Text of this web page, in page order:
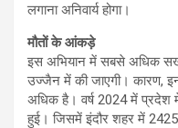
लगाना अनिवार्य होगा।
मौतों के आंकड़े
इस अभियान में सबसे अधिक
उज्जैन में की जाएगी। कारण,
अधिक है। वर्ष 2024 में प्रदेश
हुई। जिसमें इंदौर शहर में